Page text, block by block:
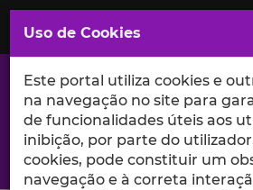
Saltar
para
Conteúdo
Principal
A excelência da investigação e
Uso de Cookies
Este portal utiliza cookies e
na navegação no site para
de funcionalidades úteis aos
inibição, por parte do
cookies, pode constituir um
navegação e à correta